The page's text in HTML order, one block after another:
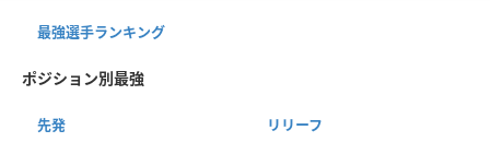
最強選手ランキング
ポジション別最強
先発 リリーフ